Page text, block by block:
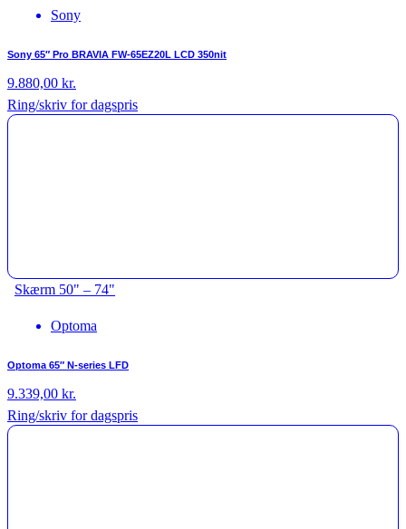
Sony
Sony 65″ Pro BRAVIA FW-65EZ20L LCD 350nit
9.880,00 kr.
Ring/skriv for dagspris
Skærm 50" – 74"
Optoma
Optoma 65″ N-series LFD
9.339,00 kr.
Ring/skriv for dagspris